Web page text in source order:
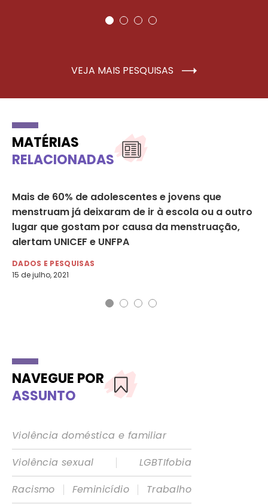
VEJA MAIS PESQUISAS
MATÉRIAS
RELACIONADAS
Mais de 60% de adolescentes e jovens que
menstruam já deixaram de ir à escola ou a outro
lugar que gostam por causa da menstruação,
alertam UNICEF e UNFPA
DADOS E PESQUISAS
15 de julho, 2021
NAVEGUE POR
ASSUNTO
Violência doméstica e familiar
Violência sexual
|
LGBTIfobia
Racismo
| Feminicídio |
Trabalho